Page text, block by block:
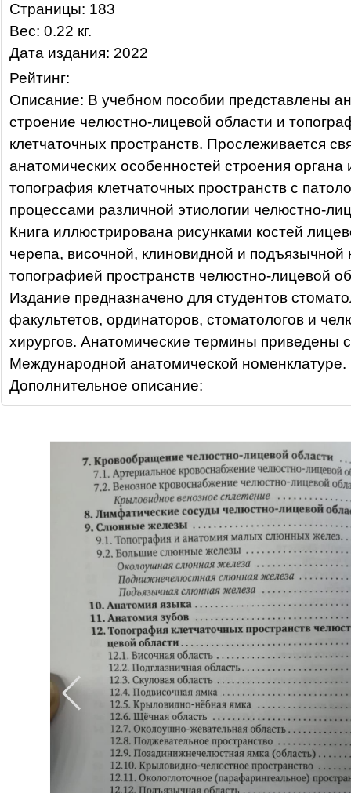
Страницы: 183
Вес: 0.22 кг.
Дата издания: 2022
Рейтинг:
Описание: В учебном пособии представлены
строение челюстно-лицевой области и
клетчаточных пространств. Прослеживается
анатомических особенностей строения органа
топография клетчаточных пространств с
процессами различной этиологии челюстно-
Книга иллюстрирована рисунками костей
черепа, височной, клиновидной и подъязычной
топографией пространств челюстно-лицевой
Издание предназначено для студентов
факультетов, ординаторов, стоматологов и
хирургов. Анатомические термины приведены
Международной анатомической номенклатуре.
Дополнительное описание: